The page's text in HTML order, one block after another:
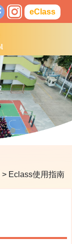
eClass
> Eclass使用指南